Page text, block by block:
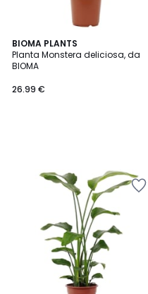
BIOMA PLANTS
Planta Monstera deliciosa, da
BIOMA
26.99 €